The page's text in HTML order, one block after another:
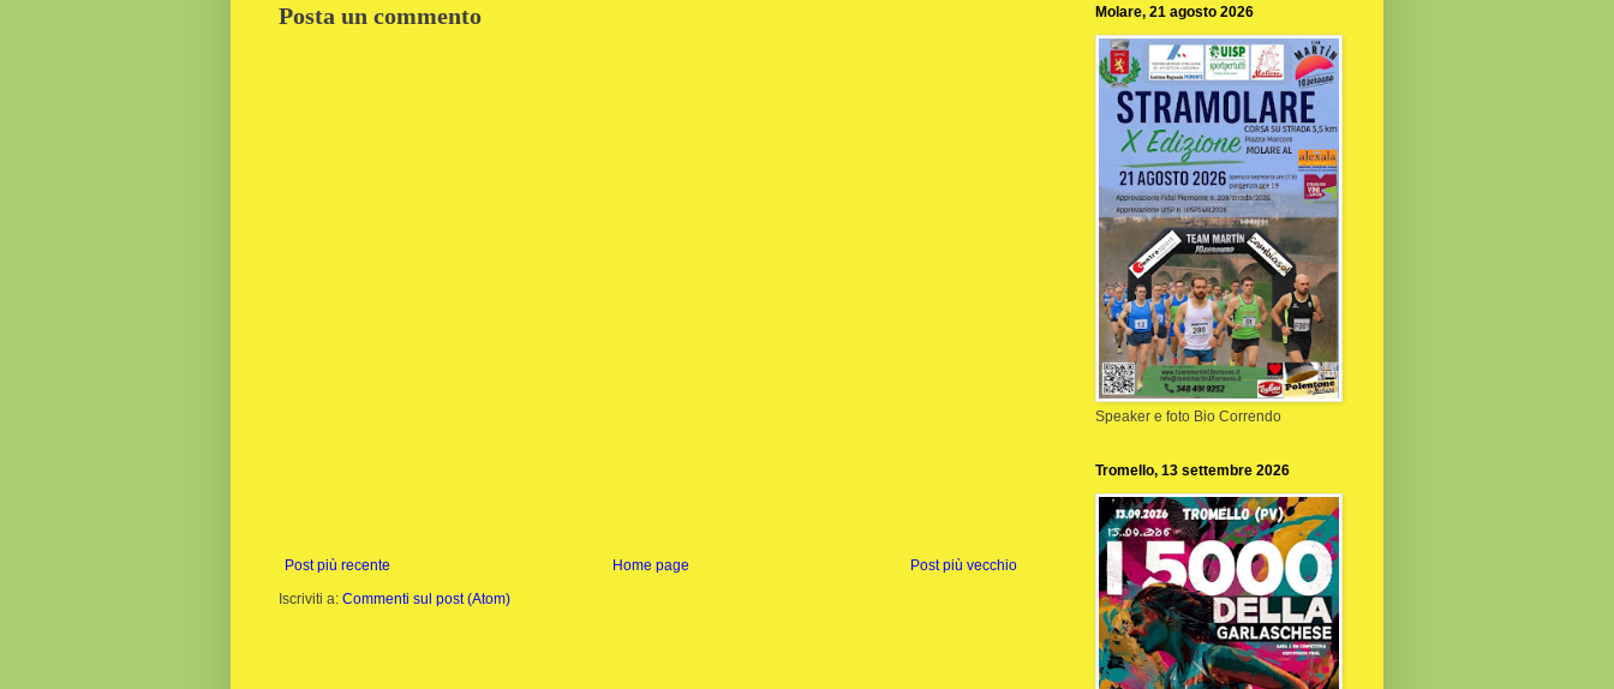
Posta un commento
Post più recente Post più vecchio
Home page
Iscriviti a: Commenti sul post (Atom)
Molare, 21 agosto 2026
Speaker e foto Bio Correndo
Tromello, 13 settembre 2026